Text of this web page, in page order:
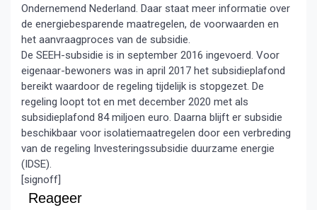
Ondernemend Nederland. Daar staat meer informatie over
de energiebesparende maatregelen, de voorwaarden en
het aanvraagproces van de subsidie.
De SEEH-subsidie is in september 2016 ingevoerd. Voor
eigenaar-bewoners was in april 2017 het subsidieplafond
bereikt waardoor de regeling tijdelijk is stopgezet. De
regeling loopt tot en met december 2020 met als
subsidieplafond 84 miljoen euro. Daarna blijft er subsidie
beschikbaar voor isolatiemaatregelen door een verbreding
van de regeling Investeringssubsidie duurzame energie
(IDSE).
[signoff]
Reageer